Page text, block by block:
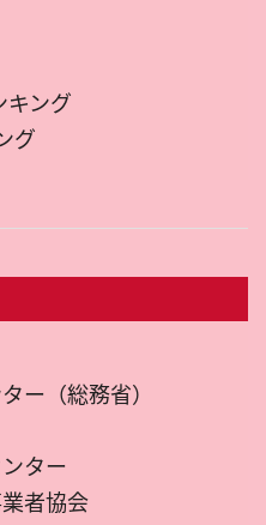
キング
グ
ー（総務省）
ター
者協会